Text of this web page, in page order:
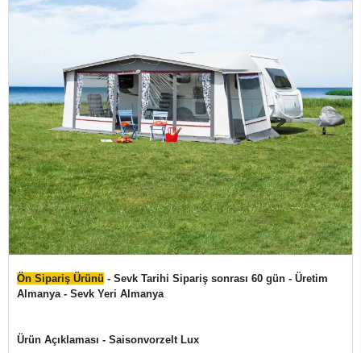
Ön Sipariş Ürünü - Sevk Tarihi Sipariş sonrası 60 gün - Üretim
Almanya - Sevk Yeri Almanya
Ürün Açıklaması - Saisonvorzelt Lux